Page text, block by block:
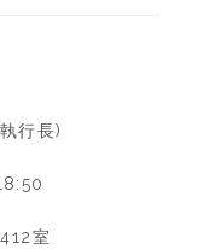
行長)
室